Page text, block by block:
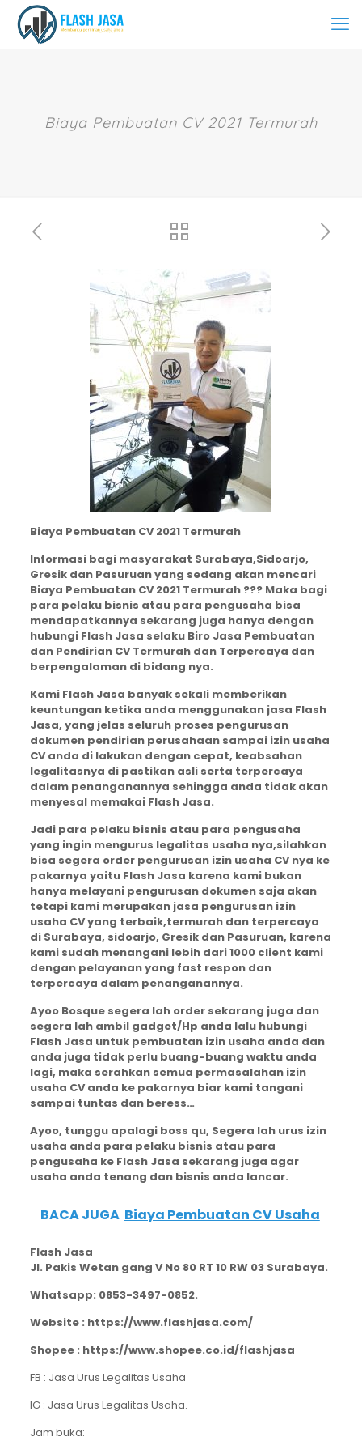
Biaya Pembuatan CV 2021 Termurah
Biaya Pembuatan CV 2021 Termurah
Informasi bagi masyarakat Surabaya,Sidoarjo,
Gresik dan Pasuruan yang sedang akan mencari
Biaya Pembuatan CV 2021 Termurah ??? Maka bagi
para pelaku bisnis atau para pengusaha bisa
mendapatkannya sekarang juga hanya dengan
hubungi Flash Jasa selaku Biro Jasa Pembuatan
dan Pendirian CV Termurah dan Terpercaya dan
berpengalaman di bidang nya.
Kami Flash Jasa banyak sekali memberikan
keuntungan ketika anda menggunakan jasa Flash
Jasa, yang jelas seluruh proses pengurusan
dokumen pendirian perusahaan sampai izin usaha
CV anda di lakukan dengan cepat, keabsahan
legalitasnya di pastikan asli serta terpercaya
dalam penanganannya sehingga anda tidak akan
menyesal memakai Flash Jasa.
Jadi para pelaku bisnis atau para pengusaha
yang ingin mengurus legalitas usaha nya,silahkan
bisa segera order pengurusan izin usaha CV nya ke
pakarnya yaitu Flash Jasa karena kami bukan
hanya melayani pengurusan dokumen saja akan
tetapi kami merupakan jasa pengurusan izin
usaha CV yang terbaik,termurah dan terpercaya
di Surabaya, sidoarjo, Gresik dan Pasuruan, karena
kami sudah menangani lebih dari 1000 client kami
dengan pelayanan yang fast respon dan
terpercaya dalam penanganannya.
Ayoo Bosque segera lah order sekarang juga dan
segera lah ambil gadget/Hp anda lalu hubungi
Flash Jasa untuk pembuatan izin usaha anda dan
anda juga tidak perlu buang-buang waktu anda
lagi, maka serahkan semua permasalahan izin
usaha CV anda ke pakarnya biar kami tangani
sampai tuntas dan beress…
Ayoo, tunggu apalagi boss qu, Segera lah urus izin
usaha anda para pelaku bisnis atau para
pengusaha ke Flash Jasa sekarang juga agar
usaha anda tenang dan bisnis anda lancar.
BACA JUGA Biaya Pembuatan CV Usaha
Flash Jasa
Jl. Pakis Wetan gang V No 80 RT 10 RW 03 Surabaya.
Whatsapp: 0853-3497-0852.
Website : https://www.flashjasa.com/
Shopee : https://www.shopee.co.id/flashjasa
FB : Jasa Urus Legalitas Usaha
IG : Jasa Urus Legalitas Usaha.
Jam buka: